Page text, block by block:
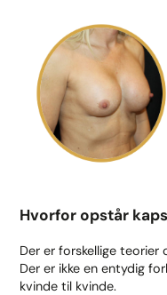
Hvorfor opstår
Der er forskellige teorier
Der er ikke en entydig
kvinde til kvinde.